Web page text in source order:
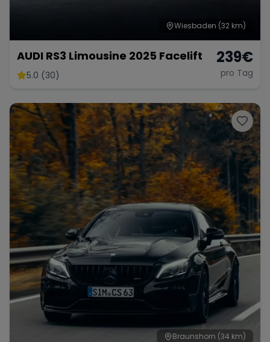
Wiesbaden (32 km)
AUDI RS3 Limousine 2025 Facelift
5.0 (30)
239€
pro Tag
Braunshorn (34 km)